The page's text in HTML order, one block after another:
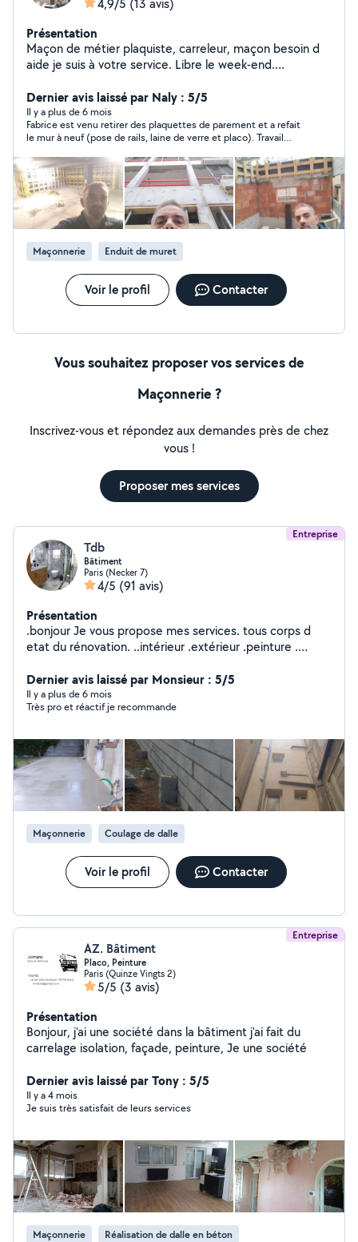
4,9/5 (13 avis)
Présentation
Maçon de métier plaquiste, carreleur, maçon besoin d
aide je suis à votre service. Libre le week-end.
à toutes les demandes par la messagerie, donc n'hésite
surtout pas à me laisser un sms, un message ou appelé)
Dernier avis laissé par Naly : 5/5
Il y a plus de 6 mois
Fabrice est venu retirer des plaquettes de parement et a refait
le mur à neuf (pose de rails, laine de verre et placo). Travail
Maçonnerie Enduit de muret
Voir le profil Contacter
Vous souhaitez proposer vos services de
Maçonnerie ?
Inscrivez-vous et répondez aux demandes près de chez
vous !
Proposer mes services
Entreprise
Tdb
Bâtiment
Paris (Necker 7)
4/5 (91 avis)
Présentation
.bonjour Je vous propose mes services. tous corps d
etat du rénovation. ..intérieur .extérieur .peinture .
.ravalement .isolation .façade.
Dernier avis laissé par Monsieur : 5/5
Il y a plus de 6 mois
Très pro et réactif je recommande
Maçonnerie Coulage de dalle
Voir le profil Contacter
Entreprise
AZ. Bâtiment
Placo, Peinture
Paris (Quinze Vingts 2)
5/5 (3 avis)
Présentation
Bonjour, j'ai une société dans la bâtiment j'ai fait du
carrelage isolation, façade, peinture, Je une société
Dernier avis laissé par Tony : 5/5
Il y a 4 mois
Je suis très satisfait de leurs services
Maçonnerie Réalisation de dalle en béton